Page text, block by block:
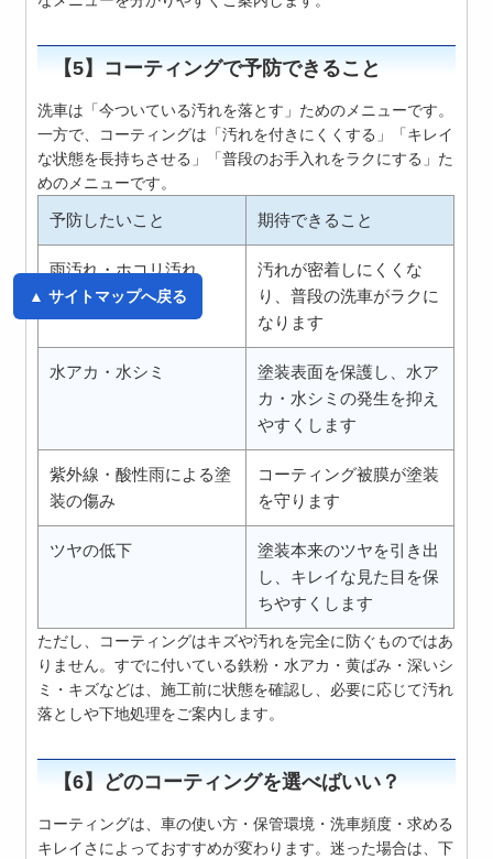
【5】コーティングで予防できること
洗車は「今ついている汚れを落とす」ためのメニューです。
一方で、コーティングは「汚れを付きにくくする」「キレイ
な状態を長持ちさせる」「普段のお手入れをラクにする」た
めのメニューです。
予防したいこと 期待できること
雨汚れ・ホコリ汚れ
汚れが密着しにくくな
り、普段の洗車がラクに
なります
水アカ・水シミ
塗装表面を保護し、水ア
カ・水シミの発生を抑え
やすくします
紫外線・酸性雨による塗
装の傷み
コーティング被膜が塗装
を守ります
ツヤの低下
塗装本来のツヤを引き出
し、キレイな見た目を保
ちやすくします
ただし、コーティングはキズや汚れを完全に防ぐものではあ
りません。すでに付いている鉄粉・水アカ・黄ばみ・深いシ
ミ・キズなどは、施工前に状態を確認し、必要に応じて汚れ
落としや下地処理をご案内します。
【6】どのコーティングを選べばいい？
コーティングは、車の使い方・保管環境・洗車頻度・求める
キレイさによっておすすめが変わります。迷った場合は、下
▲ サイトマップへ戻る